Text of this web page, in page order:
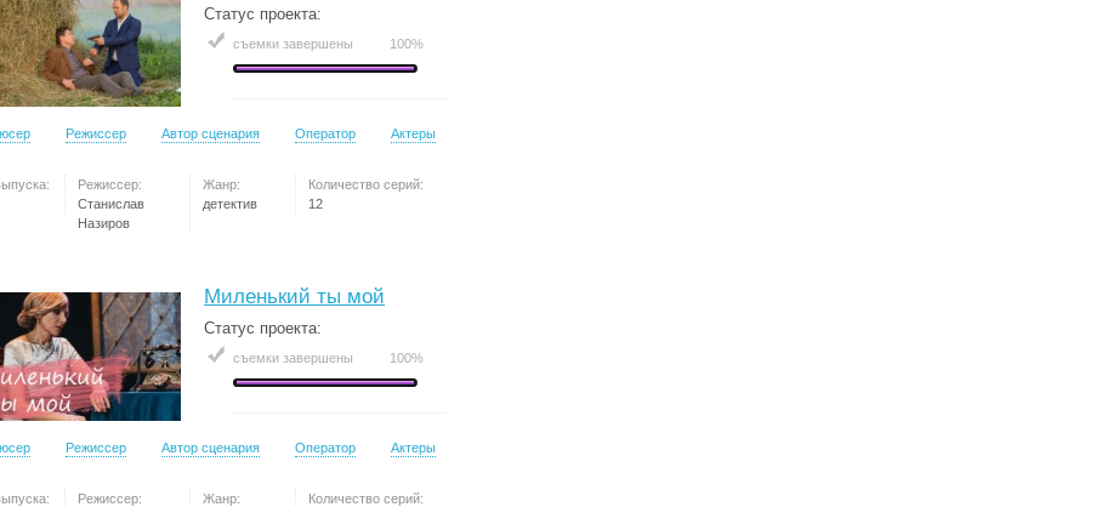
Статус проекта:
съемки завершены 100%
Режиссер Автор сценария Оператор Актеры
Режиссер:
Станислав
Назиров
Жанр:
детектив
Количество серий:
12
Миленький ты мой
Статус проекта:
съемки завершены 100%
Режиссер Автор сценария Оператор Актеры
Режиссер:
Жанр:
Количество серий: